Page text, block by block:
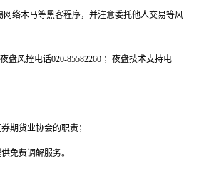
络木马等黑客程序，并注意委托他人交易等风
盘风控电话020-85582260 ；夜盘技术支持电
期货业协会的职责；
免费调解服务。